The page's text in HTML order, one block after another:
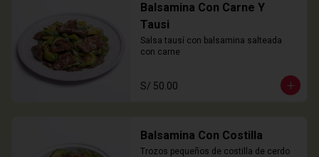
Balsamina Con Carne Y
Tausi
Salsa tausí con balsamina salteada
con carne
S/ 50.00
Balsamina Con Costilla
Trozos pequeños de costilla de cerdo